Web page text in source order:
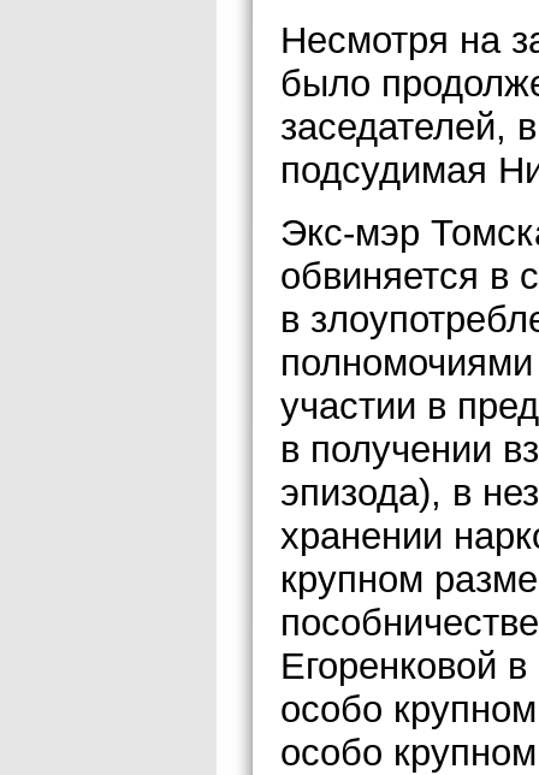
Несмотря на
было
заседателей,
подсудимая
Экс-мэр
обвиняется в
в
участии в
в получении
эпизода), в
хранении
крупном
Егоренковой
особо
особо